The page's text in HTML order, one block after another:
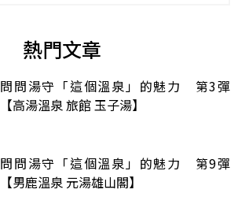
熱門文章
問問湯守「這個溫泉」的魅力 第3彈
【高湯溫泉 旅館 玉子湯】
問問湯守「這個溫泉」的魅力 第9彈
【男鹿溫泉 元湯雄山閣】